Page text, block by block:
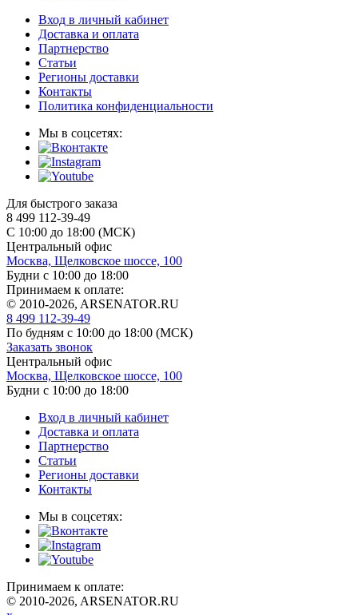
Вход в личный кабинет
Доставка и оплата
Партнерство
Статьи
Регионы доставки
Контакты
Политика конфиденциальности
Мы в соцсетях:
Для быстрого заказа
8 499 112-39-49
С 10:00 до 18:00 (МСК)
Центральный офис
Москва, Щелковское шоссе, 100
Будни с 10:00 до 18:00
Принимаем к оплате:
© 2010-2026, ARSENATOR.RU
8 499 112-39-49
По будням с 10:00 до 18:00 (МСК)
Заказать звонок
Центральный офис
Москва, Щелковское шоссе, 100
Будни с 10:00 до 18:00
Вход в личный кабинет
Доставка и оплата
Партнерство
Статьи
Регионы доставки
Контакты
Мы в соцсетях:
Принимаем к оплате:
© 2010-2026, ARSENATOR.RU